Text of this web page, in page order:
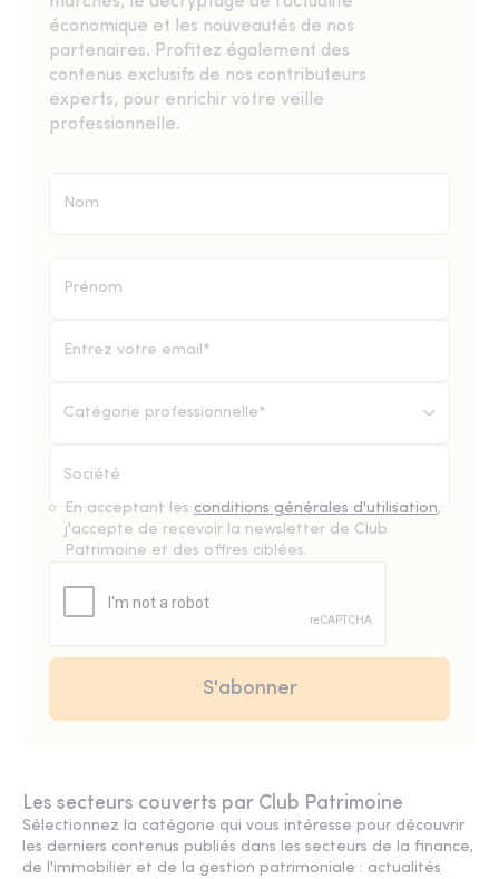
économique et les nouveautés de nos
partenaires. Profitez également des
contenus exclusifs de nos contributeurs
experts, pour enrichir votre veille
professionnelle.
Catégorie professionnelle*
En acceptant les conditions générales d'utilisation,
j'accepte de recevoir la newsletter de Club
Patrimoine et des offres ciblées.
Les secteurs couverts par Club Patrimoine
Sélectionnez la catégorie qui vous intéresse pour découvrir
les derniers contenus publiés dans les secteurs de la finance,
de l'immobilier et de la gestion patrimoniale : actualités